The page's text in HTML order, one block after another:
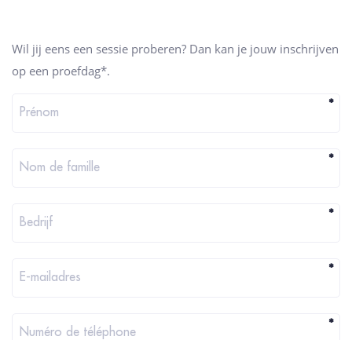
Wil jij eens een sessie proberen? Dan kan je jouw inschrijven
op een proefdag*.
Prénom
*
Nom de famille
*
Bedrijf
*
E-mailadres
*
Numéro de téléphone
*